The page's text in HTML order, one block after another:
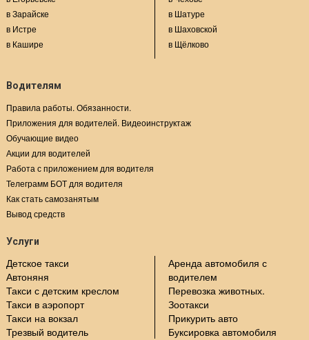
в Зарайске
в Истре
в Кашире
в Шатуре
в Шаховской
в Щёлково
Водителям
Правила работы. Обязанности.
Приложения для водителей. Видеоинструктаж
Обучающие видео
Акции для водителей
Работа с приложением для водителя
Телеграмм БОТ для водителя
Как стать самозанятым
Вывод средств
Услуги
Детское такси
Автоняня
Такси с детским креслом
Такси в аэропорт
Такси на вокзал
Трезвый водитель
Аренда автомобиля с
водителем
Перевозка животных.
Зоотакси
Прикурить авто
Буксировка автомобиля